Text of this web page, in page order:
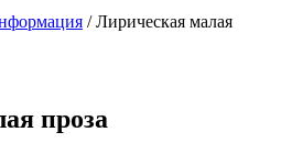
/Лирическая малая
проза